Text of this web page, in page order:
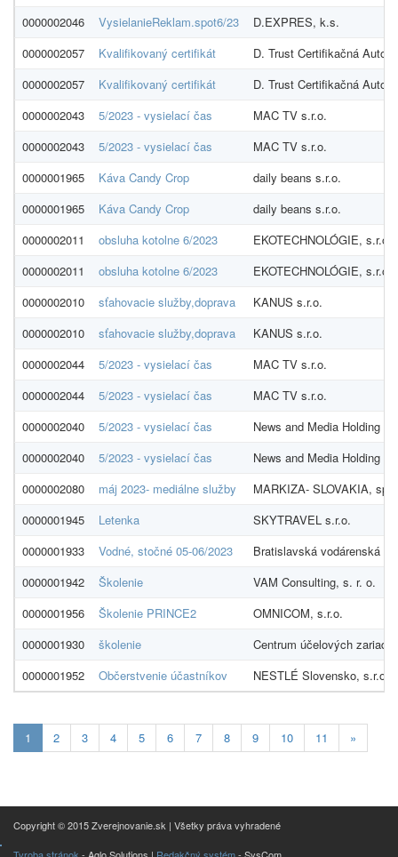
0000002046
VysielanieReklam.spot6/23
D.EXPRES, k.s.
0000002057
Kvalifikovaný certifikát
D. Trust Certifikačná
0000002057
Kvalifikovaný certifikát
D. Trust Certifikačná
0000002043
5/2023 - vysielací čas
MAC TV s.r.o.
0000002043
5/2023 - vysielací čas
MAC TV s.r.o.
0000001965
Káva Candy Crop
daily beans s.r.o.
0000001965
Káva Candy Crop
daily beans s.r.o.
0000002011
obsluha kotolne 6/2023
EKOTECHNOLÓGIE, s.r.o.
0000002011
obsluha kotolne 6/2023
EKOTECHNOLÓGIE, s.r.o.
0000002010
sťahovacie služby,doprava
KANUS s.r.o.
0000002010
sťahovacie služby,doprava
KANUS s.r.o.
0000002044
5/2023 - vysielací čas
MAC TV s.r.o.
0000002044
5/2023 - vysielací čas
MAC TV s.r.o.
0000002040
5/2023 - vysielací čas
News and Media Holding
0000002040
5/2023 - vysielací čas
News and Media Holding
0000002080
máj 2023- mediálne služby
MARKIZA- SLOVAKIA,
0000001945
Letenka
SKYTRAVEL s.r.o.
0000001933
Vodné, stočné 05-06/2023
Bratislavská vodárenská
0000001942
Školenie
VAM Consulting, s. r. o.
0000001956
Školenie PRINCE2
OMNICOM, s.r.o.
0000001930
školenie
Centrum účelových
0000001952
Občerstvenie účastníkov NESTLÉ Slovensko, s.r.o.
1 Aktualna-
stranka
2 3 4 5 6 7 8 9 10 11 »
Copyright © 2015 Zverejnovanie.sk | Všetky práva vyhradené